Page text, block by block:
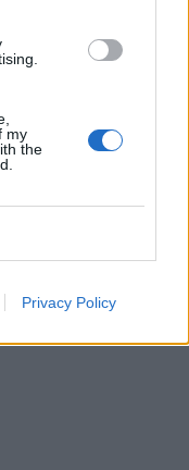
my
the
Privacy Policy
χρονιά για τον
διεθνή σειρά δεικτών
Επιδαύρου άνοιξε τις